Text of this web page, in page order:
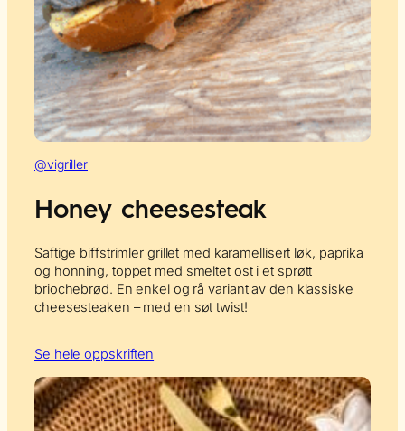
@vigriller
Honey cheesesteak
Saftige biffstrimler grillet med karamellisert løk, paprika
og honning, toppet med smeltet ost i et sprøtt
briochebrød. En enkel og rå variant av den klassiske
cheesesteaken – med en søt twist!
Se hele oppskriften